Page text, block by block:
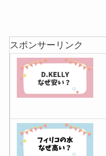
スポンサーリンク